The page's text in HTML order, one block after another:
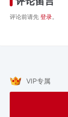
评论前请先 登录。
VIP专属